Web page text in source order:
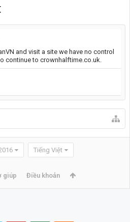
and visit a site we have no control
continue to crownhalftime.co.uk.
Tiếng Việt
giúp Điều khoản